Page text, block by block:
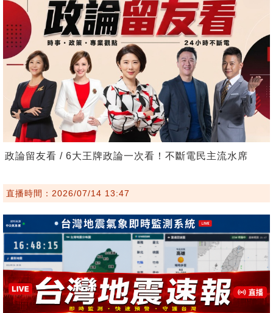
政論留友看 / 6大王牌政論一次看！不斷電民主流水席
直播時間：2026/07/14 13:47